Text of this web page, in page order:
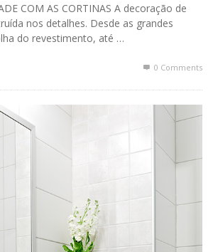
COM AS CORTINAS A decoração de
nos detalhes. Desde as grandes
do revestimento, até …
0 Comments